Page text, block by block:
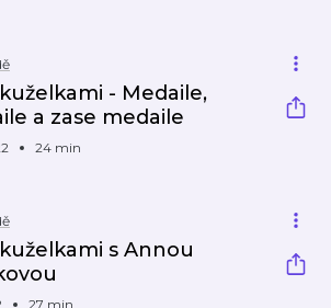
- Medaile,
a zase medaile
24 min
s Annou
27 min